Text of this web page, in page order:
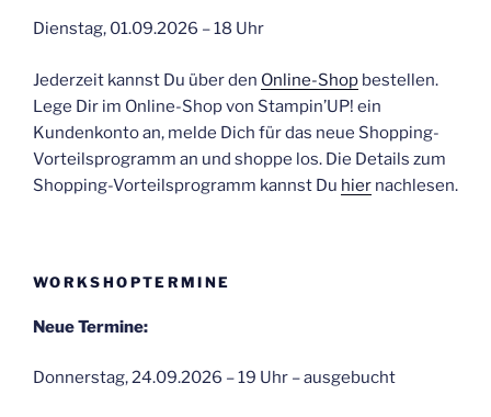
Dienstag, 01.09.2026 – 18 Uhr
Jederzeit kannst Du über den Online-Shop bestellen.
Lege Dir im Online-Shop von Stampin’UP! ein
Kundenkonto an, melde Dich für das neue Shopping-
Vorteilsprogramm an und shoppe los. Die Details zum
Shopping-Vorteilsprogramm kannst Du hier nachlesen.
WORKSHOPTERMINE
Neue Termine:
Donnerstag, 24.09.2026 – 19 Uhr – ausgebucht